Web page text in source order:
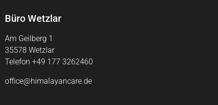
Büro Wetzlar
Am Geilberg 1
35578 Wetzlar
Telefon +49 177 3262460
office@himalayancare.de